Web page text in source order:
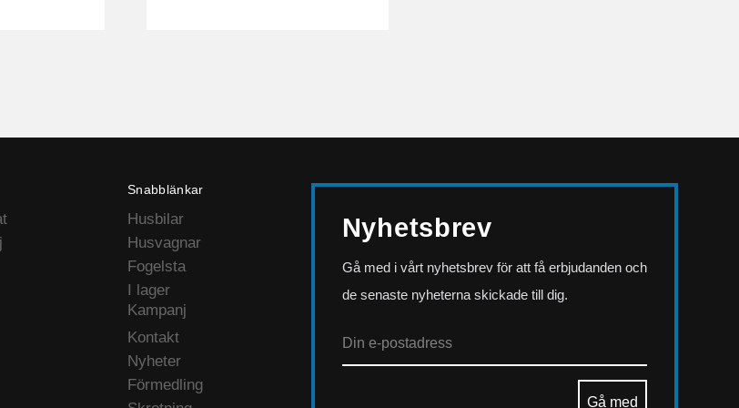
Snabblänkar
Husbilar
Husvagnar
Fogelsta
I lager
Kampanj
Kontakt
Nyheter
Förmedling
Nyhetsbrev
Gå med i vårt nyhetsbrev för att få erbjudanden och
de senaste nyheterna skickade till dig.